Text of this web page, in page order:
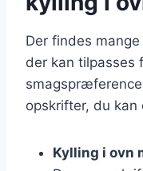
Der findes
der kan tilpasses
opskrifter, du kan
Kylling i ovn